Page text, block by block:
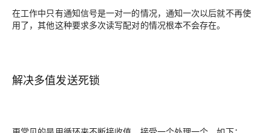
在工作中只有通知信号是一对一的情况，通知一次以后就不再使
用了，其他这种要求多次读写配对的情况根本不会存在。
解决多值发送死锁